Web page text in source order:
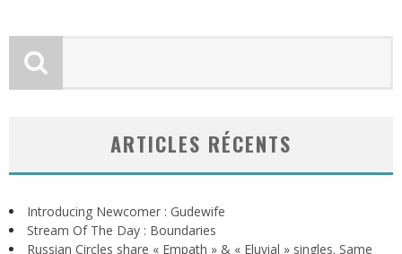
ARTICLES RÉCENTS
Introducing Newcomer : Gudewife
Stream Of The Day : Boundaries
Russian Circles share « Empath » & « Eluvial » singles. Same